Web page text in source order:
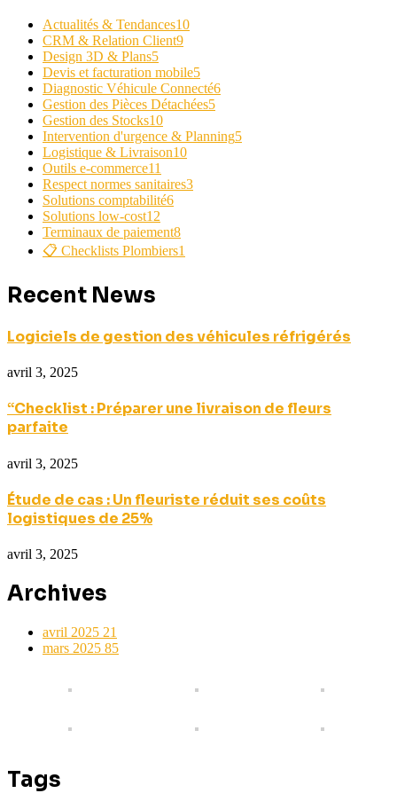
Actualités & Tendances10
CRM & Relation Client9
Design 3D & Plans5
Devis et facturation mobile5
Diagnostic Véhicule Connecté6
Gestion des Pièces Détachées5
Gestion des Stocks10
Intervention d'urgence & Planning5
Logistique & Livraison10
Outils e-commerce11
Respect normes sanitaires3
Solutions comptabilité6
Solutions low-cost12
Terminaux de paiement8
📋 Checklists Plombiers1
Recent News
Logiciels de gestion des véhicules réfrigérés
avril 3, 2025
“Checklist : Préparer une livraison de fleurs
parfaite
avril 3, 2025
Étude de cas : Un fleuriste réduit ses coûts
logistiques de 25%
avril 3, 2025
Archives
avril 2025 21
mars 2025 85
Tags